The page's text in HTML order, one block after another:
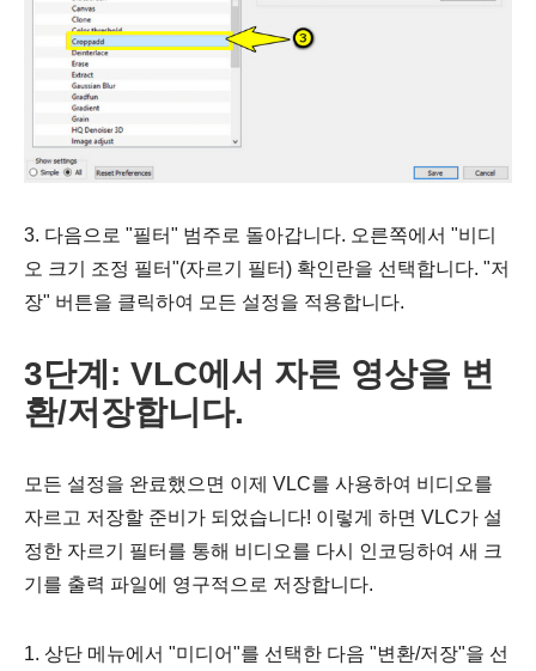
3. 다음으로 "필터" 범주로 돌아갑니다. 오른쪽에서 "비디
오 크기 조정 필터"(자르기 필터) 확인란을 선택합니다. "저
장" 버튼을 클릭하여 모든 설정을 적용합니다.
3단계: VLC에서 자른 영상을 변
환/저장합니다.
모든 설정을 완료했으면 이제 VLC를 사용하여 비디오를
자르고 저장할 준비가 되었습니다! 이렇게 하면 VLC가 설
정한 자르기 필터를 통해 비디오를 다시 인코딩하여 새 크
기를 출력 파일에 영구적으로 저장합니다.
1. 상단 메뉴에서 "미디어"를 선택한 다음 "변환/저장"을 선